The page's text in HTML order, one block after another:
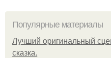
Популярные материалы
Лучший оригинальный
сказка.